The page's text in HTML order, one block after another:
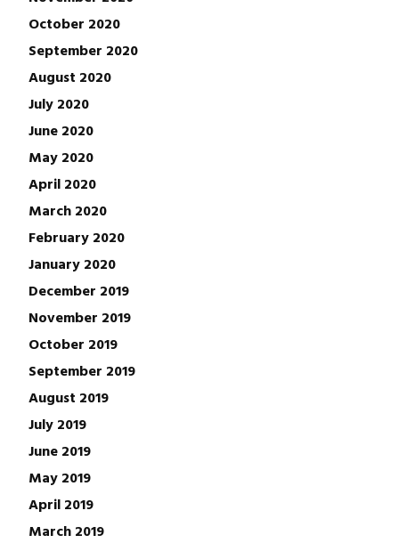
October 2020
September 2020
August 2020
July 2020
June 2020
May 2020
April 2020
March 2020
February 2020
January 2020
December 2019
November 2019
October 2019
September 2019
August 2019
July 2019
June 2019
May 2019
April 2019
March 2019